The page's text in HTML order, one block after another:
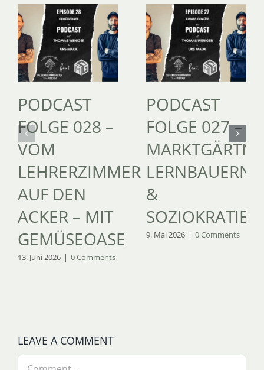
PODCAST
FOLGE 028 –
VOM
LEHRERZIMMER
AUF DEN
ACKER – MIT
GEMÜSEOASE
13. Juni 2026 | 0 Comments
PODCAST
FOLGE 027 –
&
SOZIOKRATIE
9. Mai 2026 | 0 Comments
LEAVE A COMMENT
Comment